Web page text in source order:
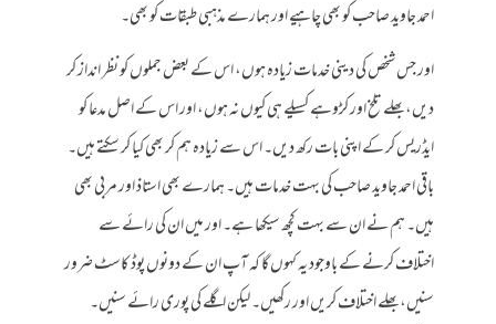
احمد جاوید صاحب کو بھی چاہیے اور ہمارے مذہبی طبقات کو بھی۔
اور جس شخص کی دینی خدمات زیادہ ہوں، اس کے بعض جملوں کو نظر انداز کر
دیں، بھلے تلخ اور کڑوہے کسیلے ہی کیوں نہ ہوں، اور اس کے اصل مدعا کو
ایڈریس کر کے اپنی بات رکھ دیں۔ اس سے زیادہ ہم کر بھی کیا کر سکتے ہیں۔
باقی احمد جاوید صاحب کی بہت خدمات ہیں۔ ہمارے بھی استاذ اور مربی بھی
ہیں۔ ہم نے ان سے بہت کچھ سیکھا ہے۔ اور میں ان کی رائے سے
اختلاف کرنے کے باوجود یہ کہوں گا کہ آپ ان کے دونوں پوڈ کاسٹ ضرور
سنیں، بھلے اختلاف کریں اور رکھیں۔ لیکن اگلے کی پوری رائے سنیں۔